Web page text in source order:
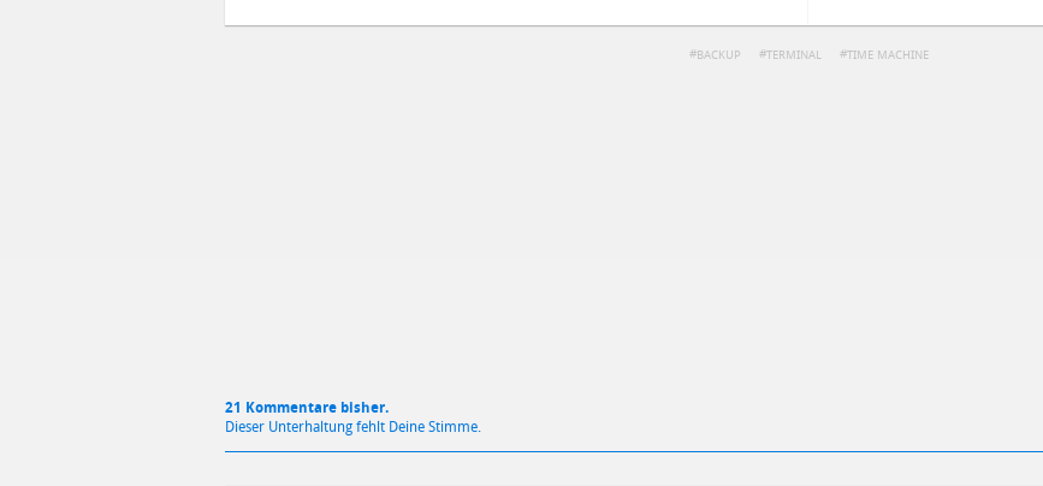
BACKUP TERMINAL TIME MACHINE
21 Kommentare bisher.
Dieser Unterhaltung fehlt Deine Stimme.